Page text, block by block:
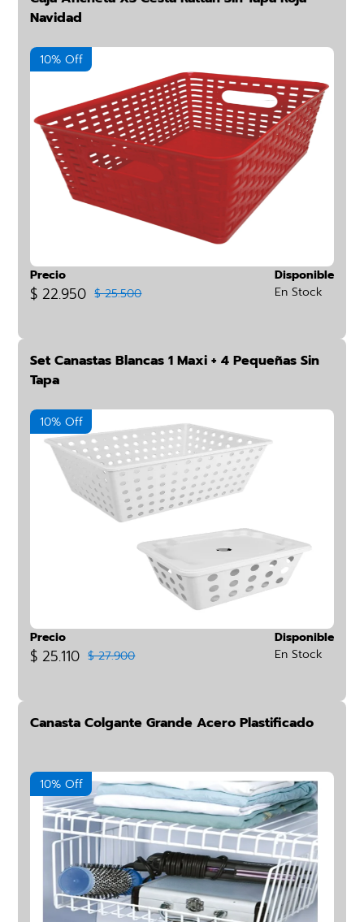
Navidad
10% Off
Precio
$ 22.950 $ 25.500
Disponible
En Stock
Set Canastas Blancas 1 Maxi + 4 Pequeñas Sin
Tapa
10% Off
Precio
$ 25.110 $ 27.900
Disponible
En Stock
Canasta Colgante Grande Acero Plastificado
10% Off